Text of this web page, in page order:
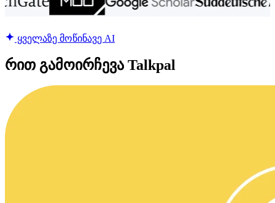
ყველაზე მოწინავე AI
რით გამოირჩევა Talkpal